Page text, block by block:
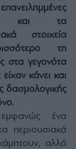
και τα
στοιχεία
τη
στα γεγονότα
κάνει και
δασμολογικής
ένα
περιουσιακά
αλλά